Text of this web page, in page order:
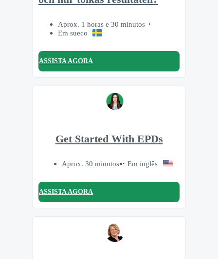
Aprox. 1 horas e 30 minutos
Em sueco
ASSISTA AGORA
Get Started With EPDs
Aprox. 30 minutos Em inglês
ASSISTA AGORA